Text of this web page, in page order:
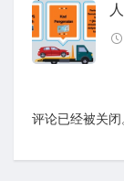
评论已经被关闭